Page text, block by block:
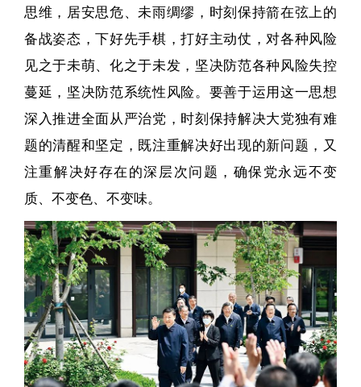
思维，居安思危、未雨绸缪，时刻保持箭在弦上的
备战姿态，下好先手棋，打好主动仗，对各种风险
见之于未萌、化之于未发，坚决防范各种风险失控
蔓延，坚决防范系统性风险。要善于运用这一思想
深入推进全面从严治党，时刻保持解决大党独有难
题的清醒和坚定，既注重解决好出现的新问题，又
注重解决好存在的深层次问题，确保党永远不变
质、不变色、不变味。